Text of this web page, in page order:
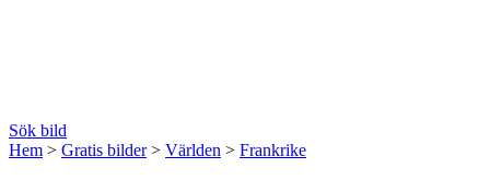
Sök bild
Hem > Gratis bilder> Världen > Frankrike